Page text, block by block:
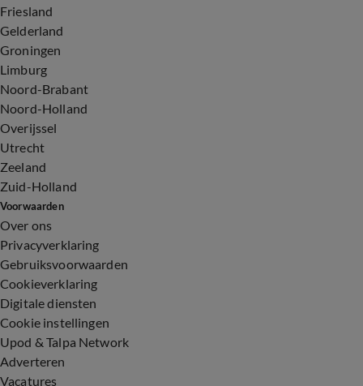
Friesland
Gelderland
Groningen
Limburg
Noord-Brabant
Noord-Holland
Overijssel
Utrecht
Zeeland
Zuid-Holland
Voorwaarden
Over ons
Privacyverklaring
Gebruiksvoorwaarden
Cookieverklaring
Digitale diensten
Cookie instellingen
Upod & Talpa Network
Adverteren
Vacatures